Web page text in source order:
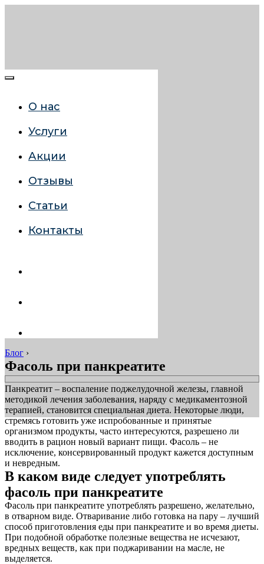
О нас
Услуги
Акции
Отзывы
Статьи
Контакты
Блог ›
Фасоль при панкреатите
Панкреатит – воспаление поджелудочной железы, главной
методикой лечения заболевания, наряду с медикаментозной
терапией, становится специальная диета. Некоторые люди,
стремясь готовить уже испробованные и принятые
организмом продукты, часто интересуются, разрешено ли
вводить в рацион новый вариант пищи. Фасоль – не
исключение, консервированный продукт кажется доступным
и невредным.
В каком виде следует употреблять
фасоль при панкреатите
Фасоль при панкреатите употреблять разрешено, желательно,
в отварном виде. Отваривание либо готовка на пару – лучший
способ приготовления еды при панкреатите и во время диеты.
При подобной обработке полезные вещества не исчезают,
вредных веществ, как при поджаривании на масле, не
выделяется.